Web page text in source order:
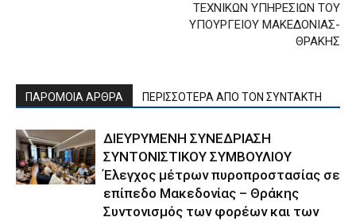
ΤΕΧΝΙΚΩΝ ΥΠΗΡΕΣΙΩΝ ΤΟΥ
ΥΠΟΥΡΓΕΙΟΥ ΜΑΚΕΔΟΝΙΑΣ-
ΘΡΑΚΗΣ
ΠΑΡΟΜΟΙΑ ΑΡΘΡΑ ΠΕΡΙΣΣΟΤΕΡΑ ΑΠΟ ΤΟΝ ΣΥΝΤΑΚΤΗ
ΔΙΕΥΡΥΜΕΝΗ ΣΥΝΕΔΡΙΑΣΗ
ΣΥΝΤΟΝΙΣΤΙΚΟΥ ΣΥΜΒΟΥΛΙΟΥ
Έλεγχος μέτρων πυροπροστασίας σε
επίπεδο Μακεδονίας – Θράκης
Συντονισμός των φορέων και των